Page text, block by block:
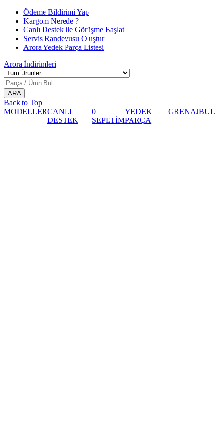
Ödeme Bildirimi Yap
Kargom Nerede ?
Canlı Destek ile Görüşme Başlat
Servis Randevusu Oluştur
Arora Yedek Parça Listesi
Arora İndirimleri
Back to Top
MODELLERCANLI
DESTEK
0
SEPETİM
YEDEK
PARÇA
GRENAJBUL